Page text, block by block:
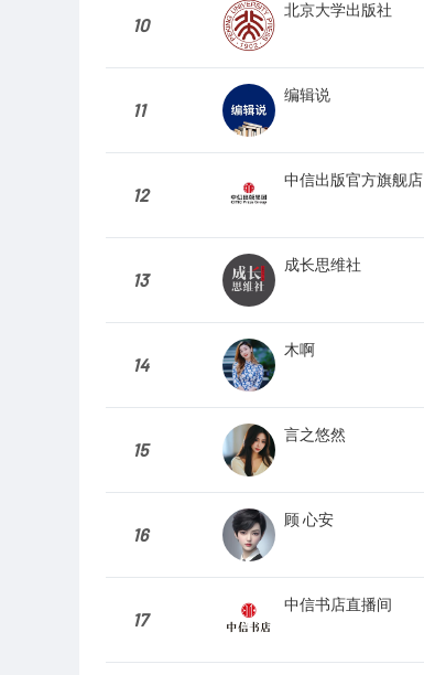
10
北京大学出版社
11
编辑说
12
中信出版官方旗舰店
13
成长思维社
14
木啊
15
言之悠然
16
顾 心安
17
中信书店直播间